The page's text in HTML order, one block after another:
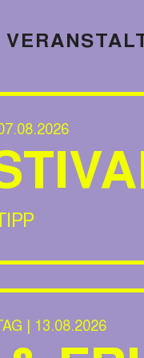
| 13.08.2026